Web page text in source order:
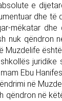
e
dhe
mëkatar
nuk qëndron
Muzdelife
Ebu
në
qëndron në